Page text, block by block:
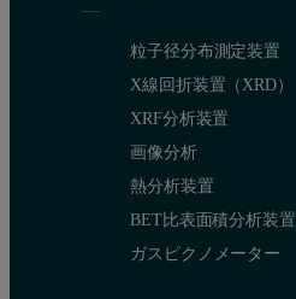
粒子径分布測定装置
X線回折装置（XRD）
XRF分析装置
画像分析
熱分析装置
BET比表面積分析装置
ガスピクノメーター